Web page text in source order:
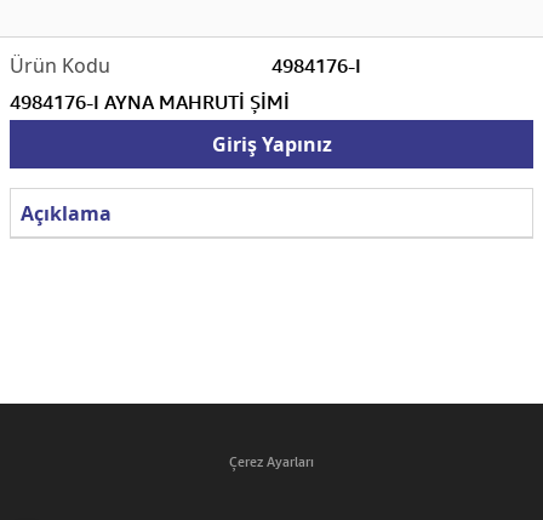
4984176-I
4984176-I AYNA MAHRUTİ ŞİMİ
Giriş Yapınız
Açıklama
Çerez Ayarları